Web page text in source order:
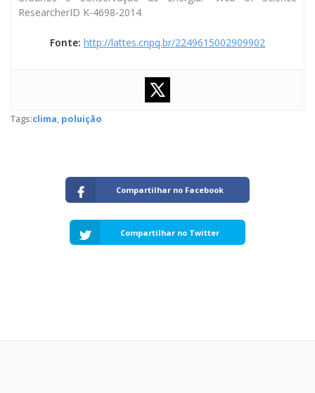
ResearcherID K-4698-2014
Fonte: http://lattes.cnpq.br/2249615002909902
Tags:clima, poluição
Compartilhar no Facebook
Compartilhar no Twitter